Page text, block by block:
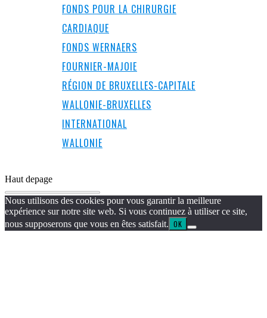
FONDS POUR LA CHIRURGIE
CARDIAQUE
FONDS WERNAERS
FOURNIER-MAJOIE
RÉGION DE BRUXELLES-CAPITALE
WALLONIE-BRUXELLES
INTERNATIONAL
WALLONIE
Haut depage
Nous utilisons des cookies pour vous garantir la meilleure
expérience sur notre site web. Si vous continuez à utiliser ce site,
nous supposerons que vous en êtes satisfait. OK